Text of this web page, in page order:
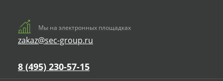
Мы на электронных площадках
zakaz@sec-group.ru
8 (495) 230-57-15